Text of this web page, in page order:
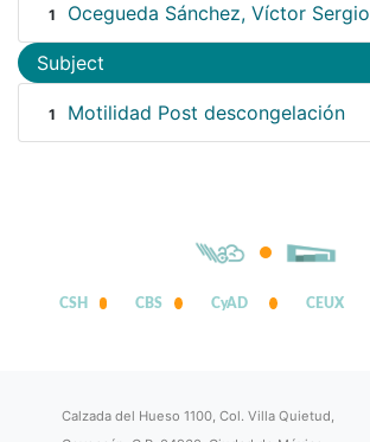
1 Ocegueda Sánchez, Víctor Sergio
Subject
1 Motilidad Post descongelación
CSH CBS CyAD CEUX
Calzada del Hueso 1100, Col. Villa Quietud,